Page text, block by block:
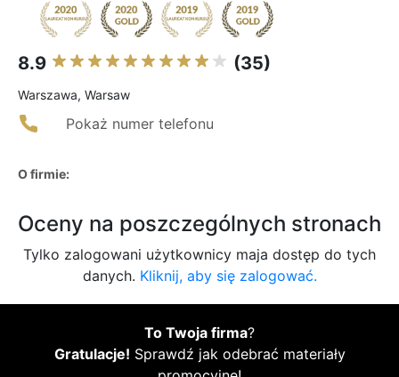
8.9 (35)
Warszawa, Warsaw
Pokaż numer telefonu
O firmie:
Oceny na poszczególnych stronach
Tylko zalogowani użytkownicy maja dostęp do tych
danych. Kliknij, aby się zalogować.
To Twoja firma?
Gratulacje! Sprawdź jak odebrać materiały